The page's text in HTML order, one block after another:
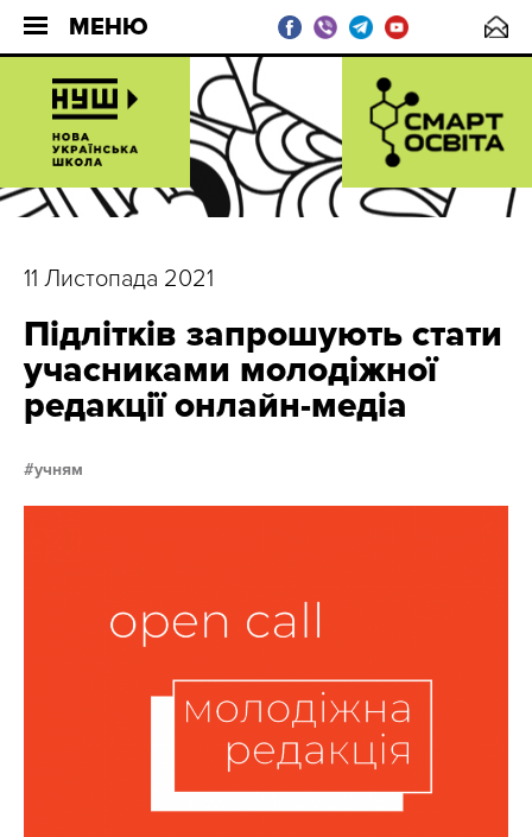
МЕНЮ
11 Листопада 2021
Підлітків запрошують стати
учасниками молодіжної
редакції онлайн-медіа
учням